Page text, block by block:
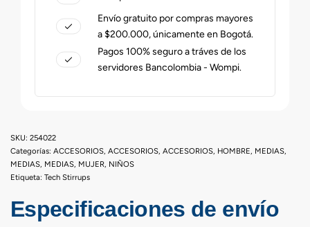
Envío gratuito por compras mayores
a $200.000, únicamente en Bogotá.
Pagos 100% seguro a tráves de los
servidores Bancolombia - Wompi.
254022
Categorías: ACCESORIOS ACCESORIOS ACCESORIOS HOMBRE MEDIAS
MEDIAS MEDIAS MUJER NIÑOS
Etiqueta: Tech Stirrups
Especificaciones de envío